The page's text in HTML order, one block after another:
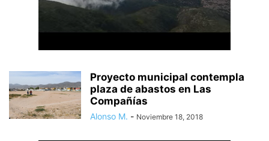
Proyecto municipal contempla
plaza de abastos en Las
Compañías
Alonso M. - Noviembre 18, 2018